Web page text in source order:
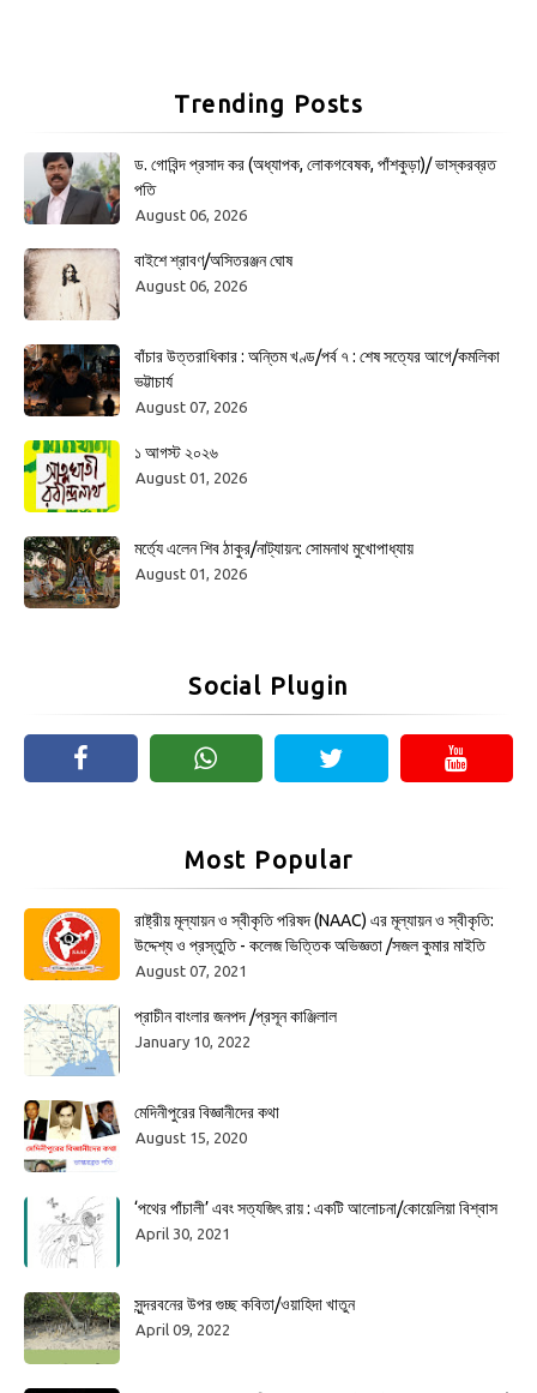
Trending Posts
ড. গোবিন্দ প্রসাদ কর (অধ্যাপক, লোকগবেষক, পাঁশকুড়া)/ ভাস্করব্রত
পতি
August 06, 2026
বাইশে শ্রাবণ/অসিতরঞ্জন ঘোষ
August 06, 2026
বাঁচার উত্তরাধিকার : অন্তিম খণ্ড/পর্ব ৭ : শেষ সত্যের আগে/কমলিকা
ভট্টাচার্য
August 07, 2026
১ আগস্ট ২০২৬
August 01, 2026
মর্ত্যে এলেন শিব ঠাকুর/নাট্যায়ন: সোমনাথ মুখোপাধ্যায়
August 01, 2026
Social Plugin
Most Popular
রাষ্ট্রীয় মূল্যায়ন ও স্বীকৃতি পরিষদ (NAAC) এর মূল্যায়ন ও স্বীকৃতি:
উদ্দেশ্য ও প্রস্তুতি - কলেজ ভিত্তিক অভিজ্ঞতা /সজল কুমার মাইতি
August 07, 2021
প্রাচীন বাংলার জনপদ /প্রসূন কাঞ্জিলাল
January 10, 2022
মেদিনীপুরের বিজ্ঞানীদের কথা
August 15, 2020
‘পথের পাঁচালী’ এবং সত্যজিৎ রায় : একটি আলোচনা/কোয়েলিয়া বিশ্বাস
April 30, 2021
সুন্দরবনের উপর গুচ্ছ কবিতা/ওয়াহিদা খাতুন
April 09, 2022